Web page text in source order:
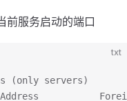
前服务启动的端口
txt
(only servers)
Address